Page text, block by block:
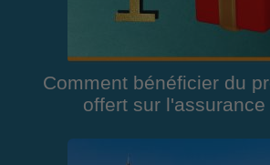
Comment bénéficier du
offert sur l'assurance